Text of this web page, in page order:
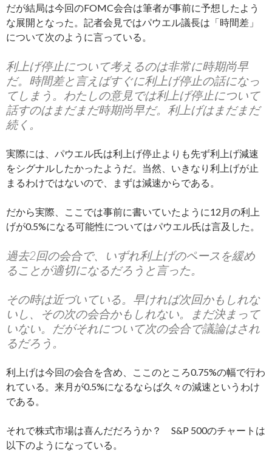
だが結局は今回のFOMC会合は筆者が事前に予想したよう
な展開となった。記者会見ではパウエル議長は「時間差」
について次のように言っている。
利上げ停止について考えるのは非常に時期尚早
だ。時間差と言えばすぐに利上げ停止の話になっ
てしまう。わたしの意見では利上げ停止について
話すのはまだまだ時期尚早だ。利上げはまだまだ
続く。
実際には、パウエル氏は利上げ停止よりも先ず利上げ減速
をシグナルしたかったようだ。当然、いきなり利上げが止
まるわけではないので、まずは減速からである。
だから実際、ここでは事前に書いていたように12月の利上
げが0.5%になる可能性についてはパウエル氏は言及した。
過去2回の会合で、いずれ利上げのペースを緩め
ることが適切になるだろうと言った。
その時は近づいている。早ければ次回かもしれな
いし、その次の会合かもしれない。まだ決まって
いない。だがそれについて次の会合で議論はされ
るだろう。
利上げは今回の会合を含め、ここのところ0.75%の幅で行わ
れている。来月が0.5%になるならば久々の減速というわけ
である。
それで株式市場は喜んだだろうか？ S&P 500のチャートは
以下のようになっている。